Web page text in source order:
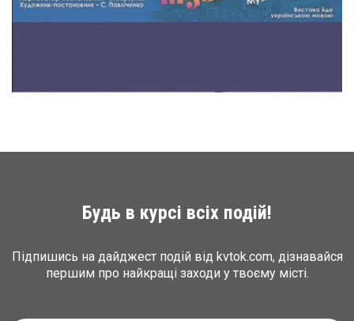
Будь в курсі всіх подій!
Підпишись на дайджест подій від kvtok.com, дізнавайся
першим про найкращі заходи у твоєму місті.